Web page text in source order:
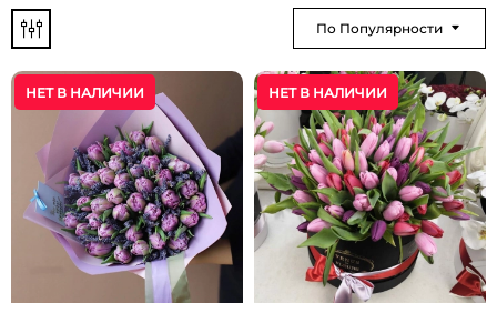
По Популярности
НЕТ В НАЛИЧИИ НЕТ В НАЛИЧИИ